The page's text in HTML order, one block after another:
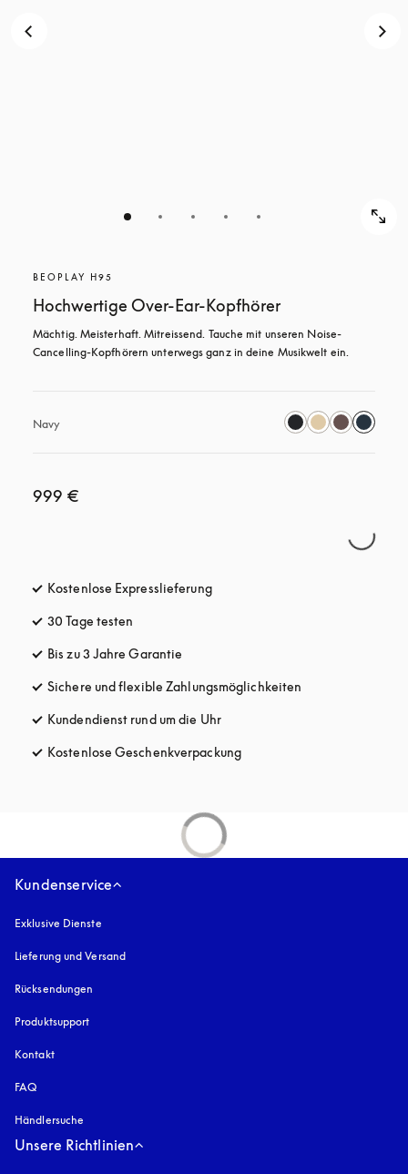
BEOPLAY H95
Hochwertige Over-Ear-Kopfhörer
Mächtig. Meisterhaft. Mitreissend. Tauche mit unseren Noise-
Cancelling-Kopfhörern unterwegs ganz in deine Musikwelt ein.
Navy
999 €
Kostenlose Expresslieferungöffnet sich in einem neuen Tab
30 Tage testen
Bis zu 3 Jahre Garantie
Sichere und flexible Zahlungsmöglichkeiten
Kundendienst rund um die Uhröffnet sich in einem neuen Tab
Kostenlose Geschenkverpackungöffnet sich in einem neuen
Kundenservice
Exklusive Dienste
Lieferung und Versand
Rücksendungen
Produktsupport
Kontakt
FAQ
Händlersuche
Unsere Richtlinien